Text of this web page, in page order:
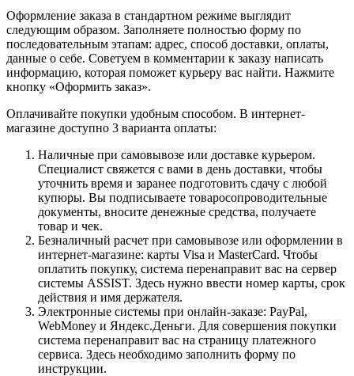
Оформление заказа в стандартном режиме выглядит
следующим образом. Заполняете полностью форму по
последовательным этапам: адрес, способ доставки, оплаты,
данные о себе. Советуем в комментарии к заказу написать
информацию, которая поможет курьеру вас найти. Нажмите
кнопку «Оформить заказ».
Оплачивайте покупки удобным способом. В интернет-
магазине доступно 3 варианта оплаты:
Наличные при самовывозе или доставке курьером.
Специалист свяжется с вами в день доставки, чтобы
уточнить время и заранее подготовить сдачу с любой
купюры. Вы подписываете товаросопроводительные
документы, вносите денежные средства, получаете
товар и чек.
Безналичный расчет при самовывозе или оформлении в
интернет-магазине: карты Visa и MasterCard. Чтобы
оплатить покупку, система перенаправит вас на сервер
системы ASSIST. Здесь нужно ввести номер карты, срок
действия и имя держателя.
Электронные системы при онлайн-заказе: PayPal,
WebMoney и Яндекс.Деньги. Для совершения покупки
система перенаправит вас на страницу платежного
сервиса. Здесь необходимо заполнить форму по
инструкции.